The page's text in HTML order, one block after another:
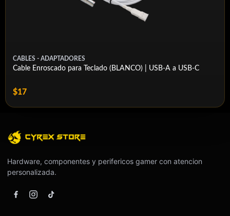
CABLES - ADAPTADORES
Cable Enroscado para Teclado (BLANCO) | USB-A a USB-C
$17
Hardware, componentes y perifericos gamer con atencion
personalizada.